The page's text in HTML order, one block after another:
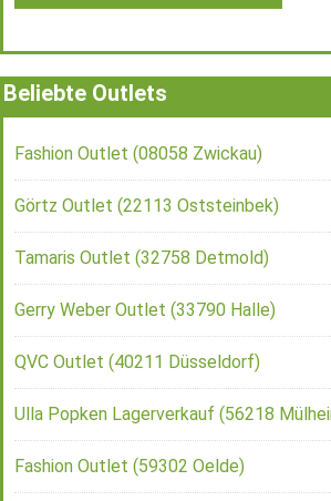
Beliebte Outlets
Fashion Outlet (08058 Zwickau)
Görtz Outlet (22113 Oststeinbek)
Tamaris Outlet (32758 Detmold)
Gerry Weber Outlet (33790 Halle)
QVC Outlet (40211 Düsseldorf)
Ulla Popken Lagerverkauf (56218
Fashion Outlet (59302 Oelde)